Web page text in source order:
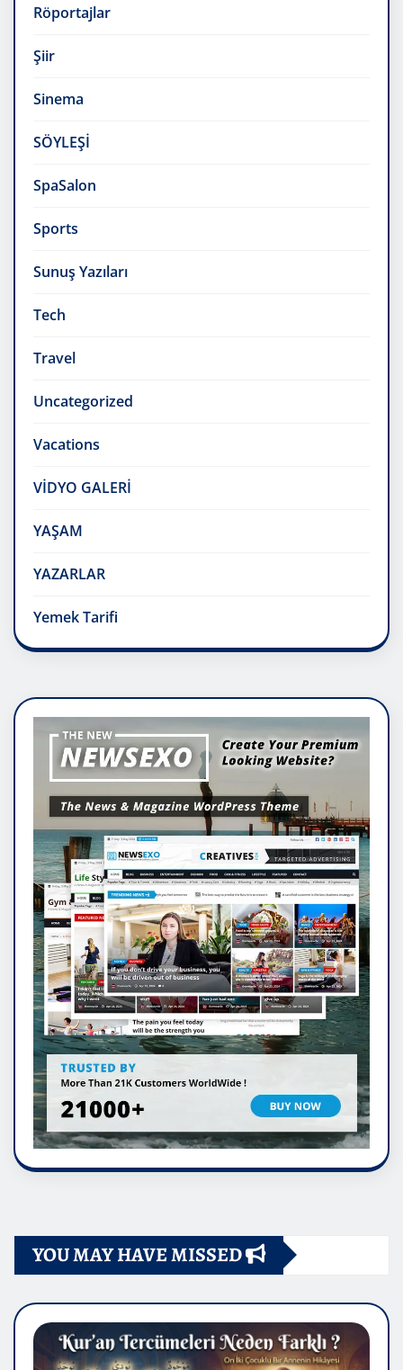
Röportajlar
Şiir
Sinema
SÖYLEŞİ
SpaSalon
Sports
Sunuş Yazıları
Tech
Travel
Uncategorized
Vacations
VİDYO GALERİ
YAŞAM
YAZARLAR
Yemek Tarifi
YOU MAY HAVE MISSED